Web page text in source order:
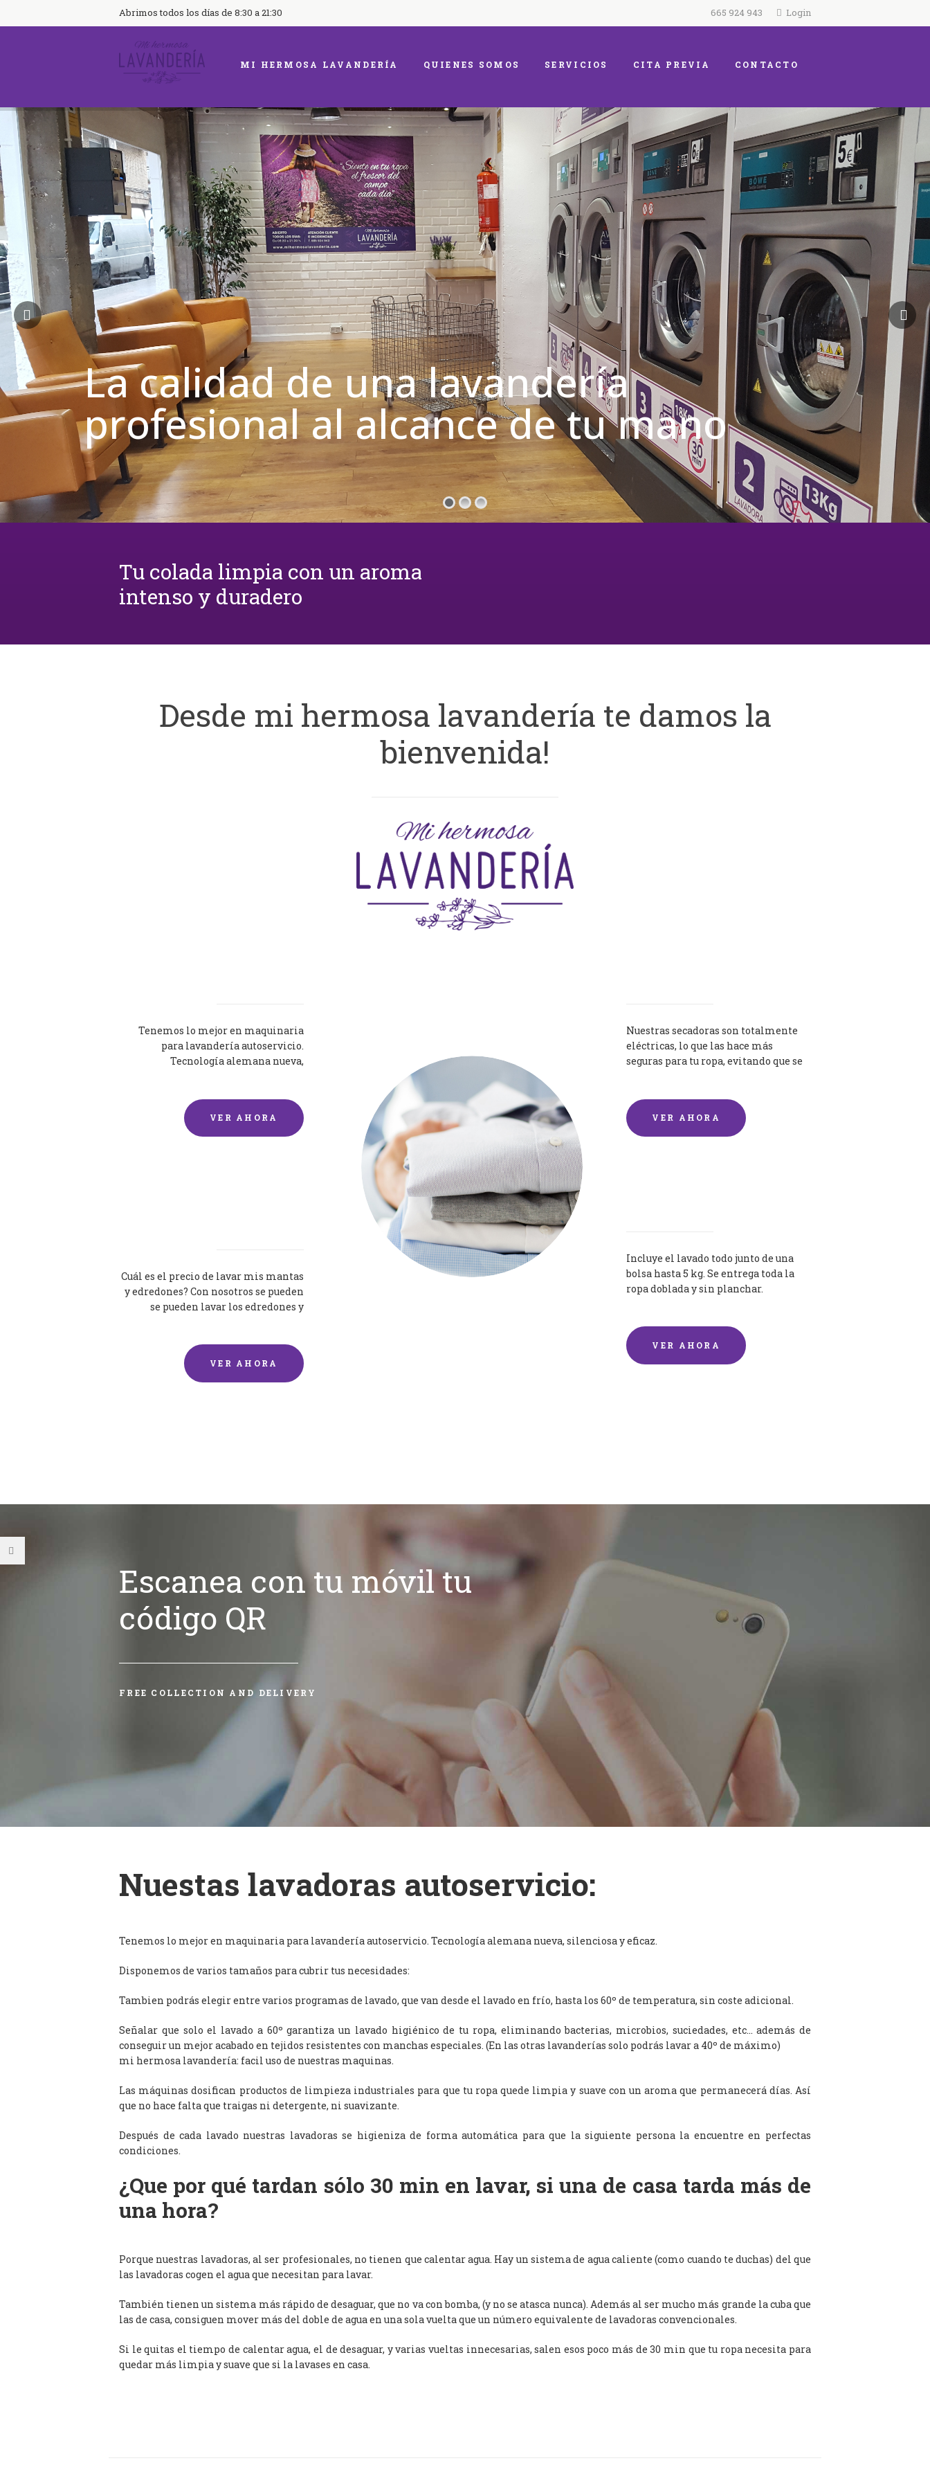
Abrimos todos los días de 8:30 a 21:30 665 924 943 Login
MI HERMOSA LAVANDERÍA QUIENES SOMOS SERVICIOS CITA PREVIA CONTACTO
La calidad de una lavandería
profesional al alcance de tu mano
Tu colada limpia con un aroma
intenso y duradero
Desde mi hermosa lavandería te damos la
bienvenida!
Tenemos lo mejor en maquinaria
para lavandería autoservicio.
Tecnología alemana nueva,
VER AHORA
Nuestras secadoras son totalmente
eléctricas, lo que las hace más
seguras para tu ropa, evitando que se
VER AHORA
Cuál es el precio de lavar mis mantas
y edredones? Con nosotros se pueden
se pueden lavar los edredones y
VER AHORA
Incluye el lavado todo junto de una
bolsa hasta 5 kg. Se entrega toda la
ropa doblada y sin planchar.
VER AHORA
Escanea con tu móvil tu
código QR
FREE COLLECTION AND DELIVERY
Nuestas lavadoras autoservicio:
Tenemos lo mejor en maquinaria para lavandería autoservicio. Tecnología alemana nueva, silenciosa y eficaz.
Disponemos de varios tamaños para cubrir tus necesidades:
Tambien podrás elegir entre varios programas de lavado, que van desde el lavado en frío, hasta los 60º de temperatura, sin coste adicional.
Señalar que solo el lavado a 60º garantiza un lavado higiénico de tu ropa, eliminando bacterias, microbios, suciedades, etc… además de
conseguir un mejor acabado en tejidos resistentes con manchas especiales. (En las otras lavanderías solo podrás lavar a 40º de máximo)
mi hermosa lavandería: facil uso de nuestras maquinas.
Las máquinas dosifican productos de limpieza industriales para que tu ropa quede limpia y suave con un aroma que permanecerá días. Así
que no hace falta que traigas ni detergente, ni suavizante.
Después de cada lavado nuestras lavadoras se higieniza de forma automática para que la siguiente persona la encuentre en perfectas
condiciones.
¿Que por qué tardan sólo 30 min en lavar, si una de casa tarda más de
una hora?
Porque nuestras lavadoras, al ser profesionales, no tienen que calentar agua. Hay un sistema de agua caliente (como cuando te duchas) del que
las lavadoras cogen el agua que necesitan para lavar.
También tienen un sistema más rápido de desaguar, que no va con bomba, (y no se atasca nunca). Además al ser mucho más grande la cuba que
las de casa, consiguen mover más del doble de agua en una sola vuelta que un número equivalente de lavadoras convencionales.
Si le quitas el tiempo de calentar agua, el de desaguar, y varias vueltas innecesarias, salen esos poco más de 30 min que tu ropa necesita para
quedar más limpia y suave que si la lavases en casa.